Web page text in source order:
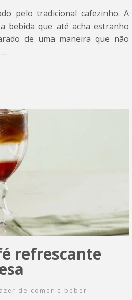
pelo tradicional cafezinho. A
bebida que até acha estranho
de uma maneira que não
refrescante
de comer e beber